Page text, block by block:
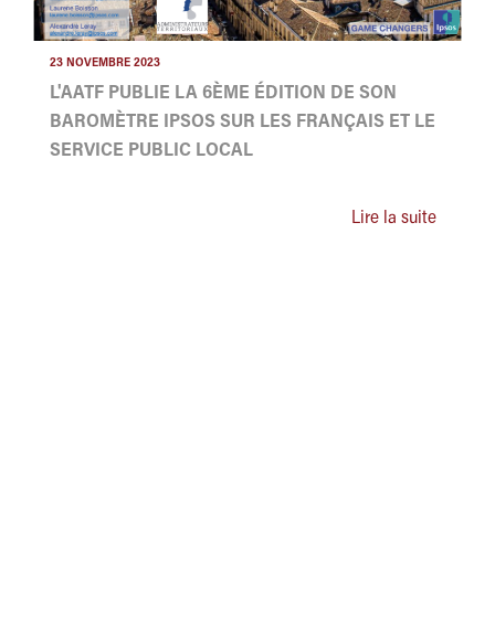
23 NOVEMBRE 2023
L'AATF PUBLIE LA 6ÈME ÉDITION DE SON
BAROMÈTRE IPSOS SUR LES FRANÇAIS ET LE
SERVICE PUBLIC LOCAL
Lire la suite